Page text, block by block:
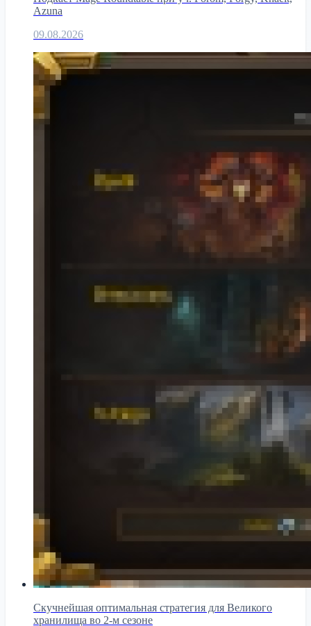
Azuna
09.08.2026
Скучнейшая оптимальная стратегия для Великого
хранилища во 2-м сезоне